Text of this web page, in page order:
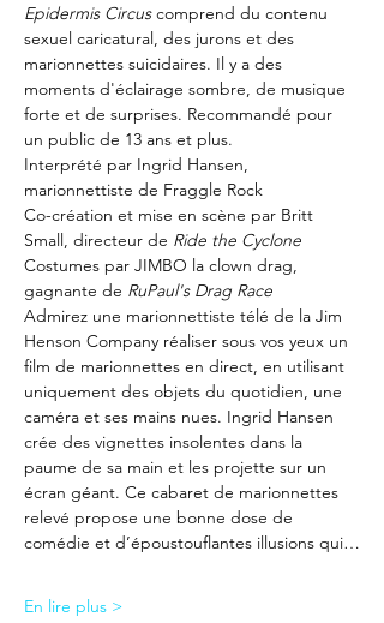
Epidermis Circus comprend du contenu
sexuel caricatural, des jurons et des
marionnettes suicidaires. Il y a des
moments d'éclairage sombre, de musique
forte et de surprises. Recommandé pour
un public de 13 ans et plus.
Interprété par Ingrid Hansen,
marionnettiste de Fraggle Rock
Co-création et mise en scène par Britt
Small, directeur de Ride the Cyclone
Costumes par JIMBO la clown drag,
gagnante de RuPaul's Drag Race
Admirez une marionnettiste télé de la Jim
Henson Company réaliser sous vos yeux un
film de marionnettes en direct, en utilisant
uniquement des objets du quotidien, une
caméra et ses mains nues. Ingrid Hansen
crée des vignettes insolentes dans la
paume de sa main et les projette sur un
écran géant. Ce cabaret de marionnettes
relevé propose une bonne dose de
comédie et d’époustouflantes illusions qui…
En lire plus >